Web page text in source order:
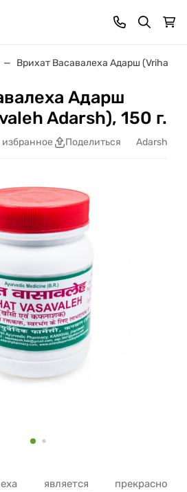
Врихат Васавалеха Адарш (Vrihat
Адарш
Adarsh), 150 г.
избранное Поделиться Adarsh
является прекрасно